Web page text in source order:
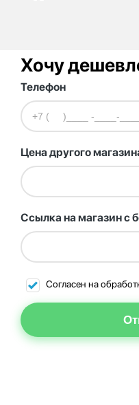
Хочу
Телефон
Цена другого
Ссылка на магазин с
Согласен на